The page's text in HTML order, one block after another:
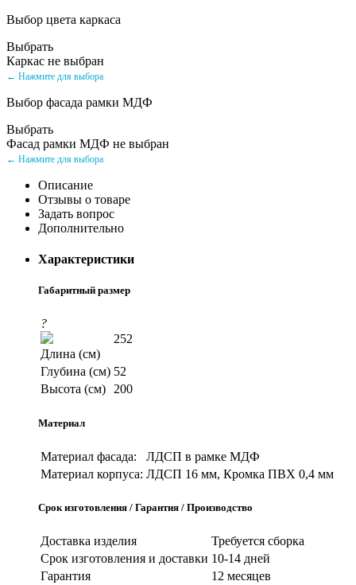
Выбор цвета каркаса
Выбрать
Каркас не выбран
← Нажмите для выбора
Выбор фасада рамки МДФ
Выбрать
Фасад рамки МДФ не выбран
← Нажмите для выбора
Описание
Отзывы о товаре
Задать вопрос
Дополнительно
Характеристики
Габаритный размер
?
Длина (см)
252
Глубина (см) 52
Высота (см) 200
Материал
Материал фасада:
ЛДСП в рамке МДФ
Материал корпуса: ЛДСП 16 мм, Кромка ПВХ 0,4 мм
Срок изготовления / Гарантия / Производство
Доставка изделия
Требуется сборка
Срок изготовления и доставки 10-14 дней
Гарантия
12 месяцев